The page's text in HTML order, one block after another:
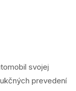
svojej
prevedení